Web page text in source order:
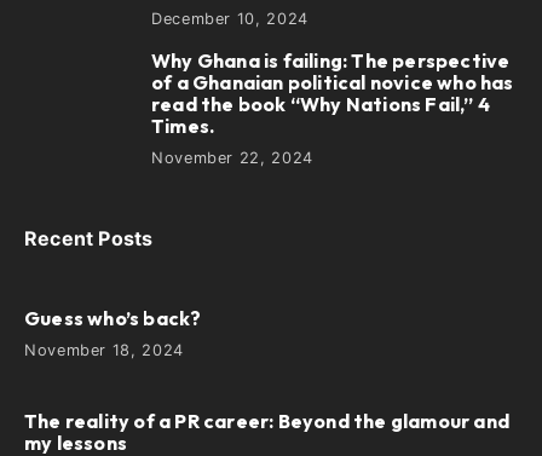
December 10, 2024
Why Ghana is failing: The perspective
of a Ghanaian political novice who has
read the book “Why Nations Fail,” 4
Times.
November 22, 2024
Recent Posts
Guess who’s back?
November 18, 2024
The reality of a PR career: Beyond the glamour and
my lessons